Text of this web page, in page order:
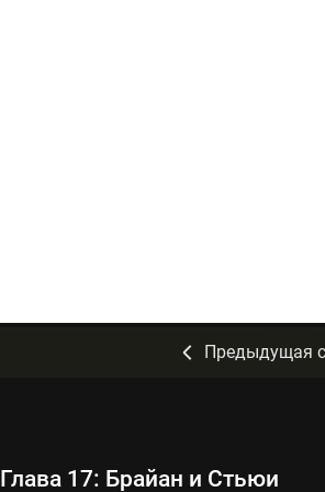
Предыдущая
Глава 17: Брайан и Стьюи